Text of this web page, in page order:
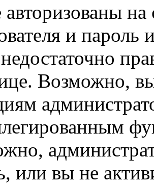
на
и пароль
Возможно,
или вы не